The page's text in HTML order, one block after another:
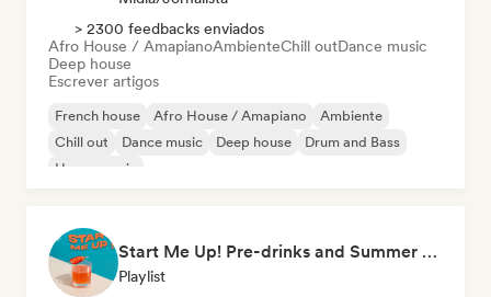
> 2300 feedbacks enviados
Afro House / AmapianoAmbienteChill outDance music
Deep house
Escrever artigos
French house Afro House / Amapiano
Ambiente
Chill out
Dance music Deep house
Drum and Bass
House music
Start Me Up! Pre-drinks and Summer Party 🍹
Playlist